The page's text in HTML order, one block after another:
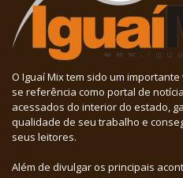
O Iguaí Mix tem sido um
se referência como portal de
acessados do interior do estado,
qualidade de seu trabalho e
seus leitores.
Além de divulgar os principais